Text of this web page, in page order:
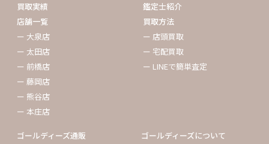
買取実績
店舗一覧
ー 大泉店
ー 太田店
ー 前橋店
ー 藤岡店
ー 熊谷店
ー 本庄店
鑑定士紹介
買取方法
ー 店頭買取
ー 宅配買取
ー LINEで簡単査定
ゴールディーズ通販
ゴールディーズについて